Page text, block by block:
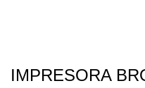
IMPRESORA